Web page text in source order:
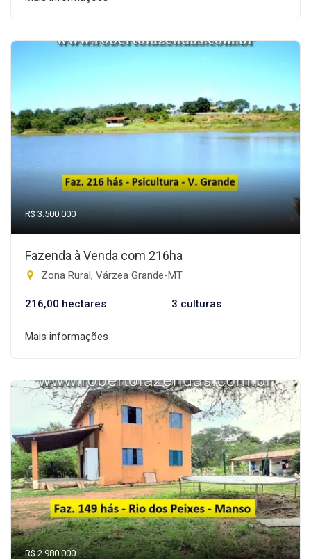
R$ 3.500.000
Fazenda à Venda com 216ha
Zona Rural, Várzea Grande-MT
216,00 hectares 3 culturas
Mais informações
R$ 2.980.000